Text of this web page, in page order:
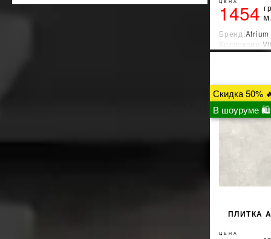
1454
Бренд:Atrium
Коллекция:
Страна-
Скидка 50%
В шоуруме 🛍
ПЛИТКА
ЦЕНА
Golden Tile49